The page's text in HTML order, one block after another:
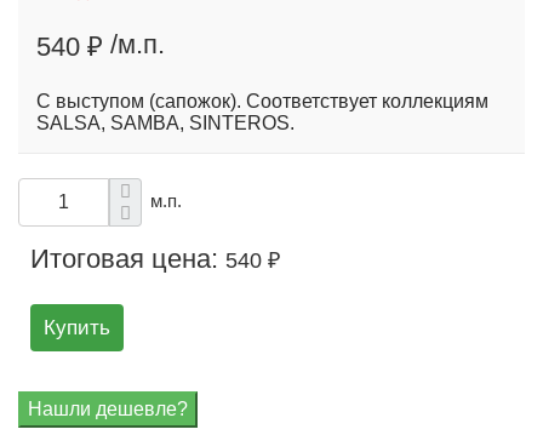
540 ₽ /м.п.
С выступом (сапожок). Соответствует коллекциям
SALSA, SAMBA, SINTEROS.
м.п.
Итоговая цена: 540 ₽
Купить